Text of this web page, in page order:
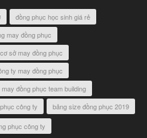
đồng phục học sinh giá rẻ
may đồng phục
cơ sở may đồng phục
ty may đồng phục
may đồng phục team building
công ty bảng size đồng phục 2019
phục công ty